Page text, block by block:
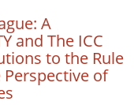
A
and The ICC
to the Rule
of